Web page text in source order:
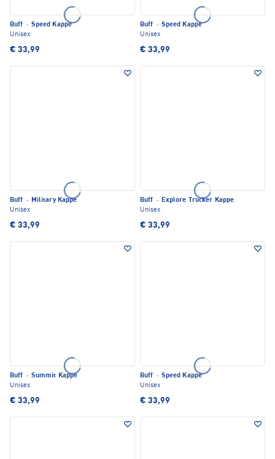
Buff · Speed Kappe
Unisex
€ 33,99
Buff · Speed Kappe
Unisex
€ 33,99
Buff · Military Kappe
Unisex
€ 33,99
Buff · Explore Trucker Kappe
Unisex
€ 33,99
Buff · Summit Kappe
Unisex
€ 33,99
Buff · Speed Kappe
Unisex
€ 33,99